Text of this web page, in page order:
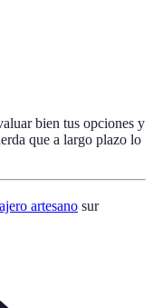
bien tus opciones y
que a largo plazo lo
artesano sur